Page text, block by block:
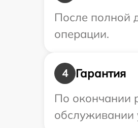
После полной
операции.
4
Гарантия
По окончании
обслуживании